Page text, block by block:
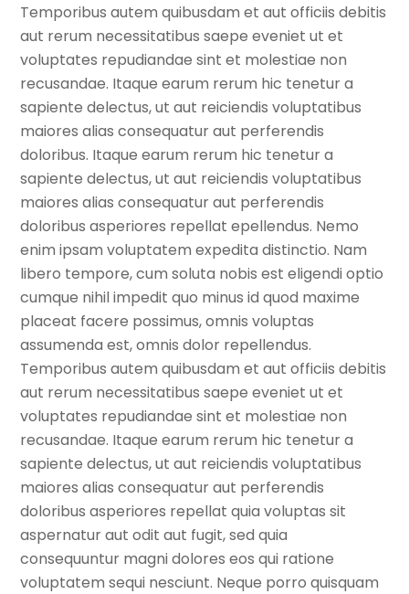
Temporibus autem quibusdam et aut officiis debitis
aut rerum necessitatibus saepe eveniet ut et
voluptates repudiandae sint et molestiae non
recusandae. Itaque earum rerum hic tenetur a
sapiente delectus, ut aut reiciendis voluptatibus
maiores alias consequatur aut perferendis
doloribus. Itaque earum rerum hic tenetur a
sapiente delectus, ut aut reiciendis voluptatibus
maiores alias consequatur aut perferendis
doloribus asperiores repellat epellendus. Nemo
enim ipsam voluptatem expedita distinctio. Nam
libero tempore, cum soluta nobis est eligendi optio
cumque nihil impedit quo minus id quod maxime
placeat facere possimus, omnis voluptas
assumenda est, omnis dolor repellendus.
Temporibus autem quibusdam et aut officiis debitis
aut rerum necessitatibus saepe eveniet ut et
voluptates repudiandae sint et molestiae non
recusandae. Itaque earum rerum hic tenetur a
sapiente delectus, ut aut reiciendis voluptatibus
maiores alias consequatur aut perferendis
doloribus asperiores repellat quia voluptas sit
aspernatur aut odit aut fugit, sed quia
consequuntur magni dolores eos qui ratione
voluptatem sequi nesciunt. Neque porro quisquam